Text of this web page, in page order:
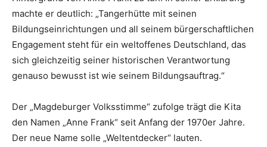
machte er deutlich: „Tangerhütte mit seinen
Bildungseinrichtungen und all seinem bürgerschaftlichen
Engagement steht für ein weltoffenes Deutschland, das
sich gleichzeitig seiner historischen Verantwortung
genauso bewusst ist wie seinem Bildungsauftrag.“
Der „Magdeburger Volksstimme“ zufolge trägt die Kita
den Namen „Anne Frank“ seit Anfang der 1970er Jahre.
Der neue Name solle „Weltentdecker“ lauten.